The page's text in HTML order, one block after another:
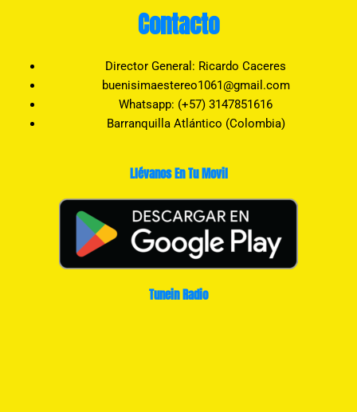
Contacto
Director General: Ricardo Caceres
buenisimaestereo1061@gmail.com
Whatsapp: (+57) 3147851616
Barranquilla Atlántico (Colombia)
Llévanos En Tu Movil
Tunein Radio